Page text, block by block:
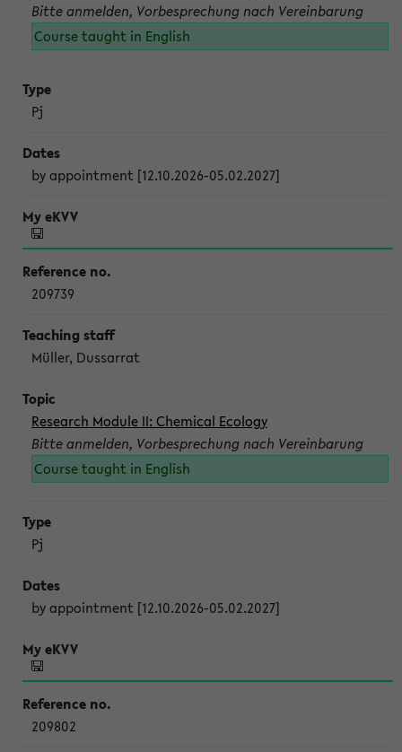
Bitte anmelden, Vorbesprechung nach Vereinbarung
Course taught in English
Pj
by appointment [12.10.2026-05.02.2027]
209739
Müller, Dussarrat
Research Module II: Chemical Ecology
Bitte anmelden, Vorbesprechung nach Vereinbarung
Course taught in English
Pj
by appointment [12.10.2026-05.02.2027]
209802